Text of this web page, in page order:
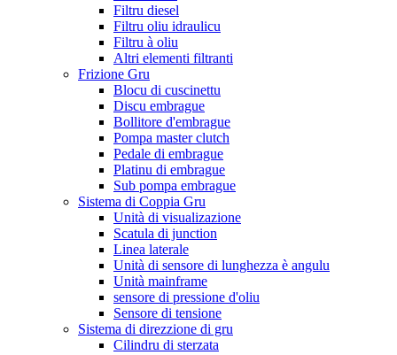
Filtru diesel
Filtru oliu idraulicu
Filtru à oliu
Altri elementi filtranti
Frizione Gru
Blocu di cuscinettu
Discu embrague
Bollitore d'embrague
Pompa master clutch
Pedale di embrague
Platinu di embrague
Sub pompa embrague
Sistema di Coppia Gru
Unità di visualizazione
Scatula di junction
Linea laterale
Unità di sensore di lunghezza è angulu
Unità mainframe
sensore di pressione d'oliu
Sensore di tensione
Sistema di direzzione di gru
Cilindru di sterzata